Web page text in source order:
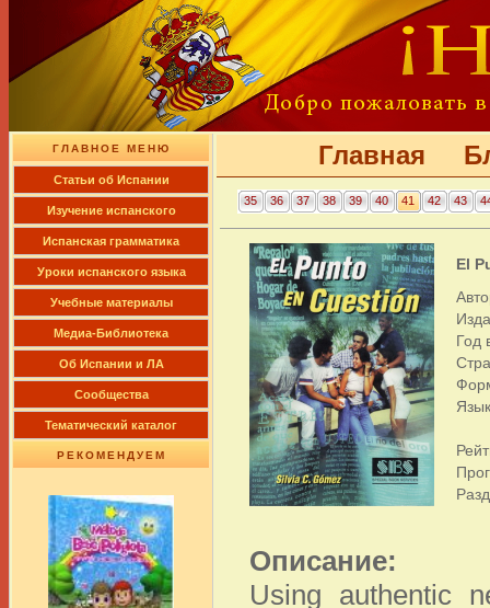
ГЛАВНОЕ МЕНЮ
Cтатьи об Испании
Изучение испанского
Испанская грамматика
Уроки испанского языка
Учебные материалы
Медиа-Библиотека
Об Испании и ЛА
Сообщества
Тематический каталог
РЕКОМЕНДУЕМ
Главная
35 36 37 38 39 40 41 42 43
El
Год
Описание:
Using authentic